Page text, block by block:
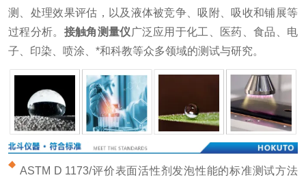
测、处理效果评估，以及液体被竞争、吸附、吸收和铺展等
过程分析。 接触角测量仪 广泛应用于化工、医药、食品、电
子、印染、喷涂、*和科教等众多领域的测试与研究。
ASTM D 1173/评价表面活性剂发泡性能的标准测试方法